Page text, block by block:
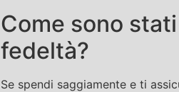
Come sono
fedeltà?
Se spendi saggiamente e ti